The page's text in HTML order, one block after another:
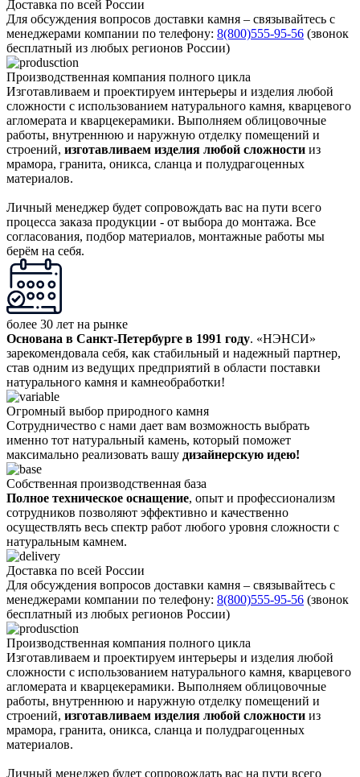
Доставка по всей России
Для обсуждения вопросов доставки камня – связывайтесь с
менеджерами компании по телефону: 8(800)555-95-56 (звонок
бесплатный из любых регионов России)
Производственная компания полного цикла
Изготавливаем и проектируем интерьеры и изделия любой
сложности с использованием натурального камня, кварцевого
агломерата и кварцекерамики. Выполняем облицовочные
работы, внутреннюю и наружную отделку помещений и
строений, изготавливаем изделия любой сложности из
мрамора, гранита, оникса, сланца и полудрагоценных
материалов.
Личный менеджер будет сопровождать вас на пути всего
процесса заказа продукции - от выбора до монтажа. Все
согласования, подбор материалов, монтажные работы мы
берём на себя.
более 30 лет на рынке
Основана в Санкт-Петербурге в 1991 году. «НЭНСИ»
зарекомендовала себя, как стабильный и надежный партнер,
став одним из ведущих предприятий в области поставки
натурального камня и камнеобработки!
Огромный выбор природного камня
Сотрудничество с нами дает вам возможность выбрать
именно тот натуральный камень, который поможет
максимально реализовать вашу дизайнерскую идею!
Собственная производственная база
Полное техническое оснащение, опыт и профессионализм
сотрудников позволяют эффективно и качественно
осуществлять весь спектр работ любого уровня сложности с
натуральным камнем.
Доставка по всей России
Для обсуждения вопросов доставки камня – связывайтесь с
менеджерами компании по телефону: 8(800)555-95-56 (звонок
бесплатный из любых регионов России)
Производственная компания полного цикла
Изготавливаем и проектируем интерьеры и изделия любой
сложности с использованием натурального камня, кварцевого
агломерата и кварцекерамики. Выполняем облицовочные
работы, внутреннюю и наружную отделку помещений и
строений, изготавливаем изделия любой сложности из
мрамора, гранита, оникса, сланца и полудрагоценных
материалов.
Личный менеджер будет сопровождать вас на пути всего